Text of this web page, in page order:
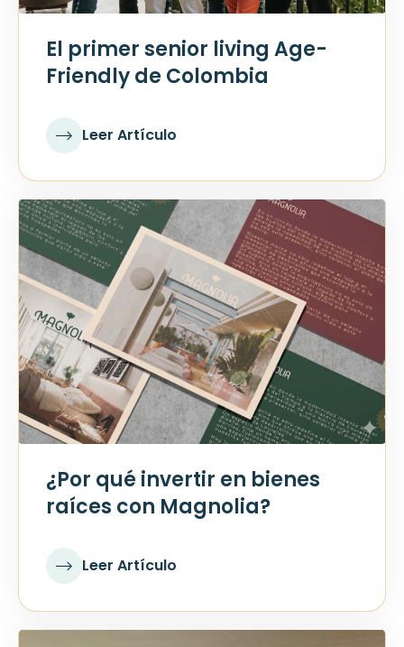
El primer senior living Age-
Friendly de Colombia
Leer Artículo
¿Por qué invertir en bienes
raíces con Magnolia?
Leer Artículo